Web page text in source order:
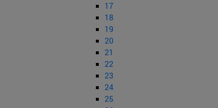
17
18
19
20
21
22
23
24
25